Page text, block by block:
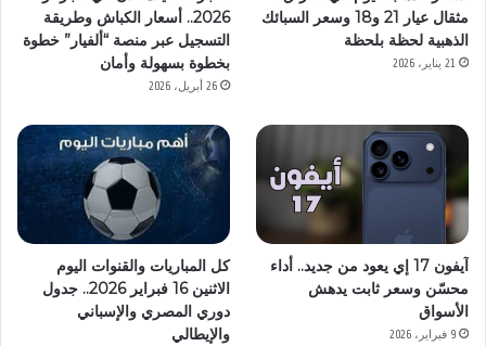
مثقال عيار 21 و18 وسعر السبائك
الذهبية لحظة بلحظة
21 يناير، 2026
2026.. أسعار الكباش وطريقة
التسجيل عبر منصة “ألفيار” خطوة
بخطوة بسهولة وأمان
26 أبريل، 2026
آيفون 17 إي يعود من جديد.. أداء
محسّن وسعر ثابت يدهش
الأسواق
9 فبراير، 2026
كل المباريات والقنوات اليوم
الاثنين 16 فبراير 2026.. جدول
دوري المصري والإسباني
والإيطالي